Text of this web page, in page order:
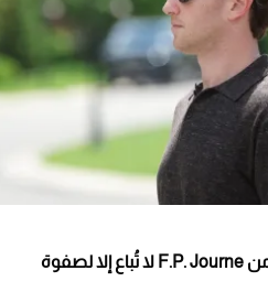
زوكربرج يتألق بساعة نادرة من F.P. Journe لا تُباع إلا لصفوة